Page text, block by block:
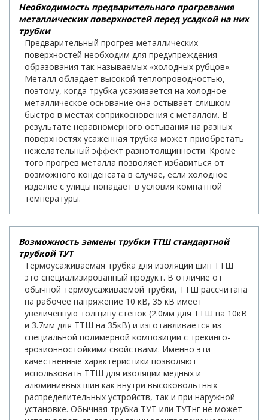
Необходимость предварительного прогревания
металлических поверхностей перед усадкой на них
трубки
Предварительный прогрев металлических
поверхностей необходим для предупреждения
образования так называемых «холодных рубцов».
Металл обладает высокой теплопроводностью,
поэтому, когда трубка усаживается на холодное
металлическое основание она остывает слишком
быстро в местах соприкосновения с металлом. В
результате неравномерного остывания на разных
поверхностях усаженная трубка может приобретать
нежелательный эффект разнотолщинности. Кроме
того прогрев металла позволяет избавиться от
возможного конденсата в случае, если холодное
изделие с улицы попадает в условия комнатной
температуры.
Возможность замены трубки ТТШ стандартной
трубкой ТУТ
Термоусаживаемая трубка для изоляции шин ТТШ
это специализированный продукт. В отличие от
обычной термоусаживаемой трубки, ТТШ рассчитана
на рабочее напряжение 10 кВ, 35 кВ имеет
увеличенную толщину стенок (2.0мм для ТТШ на 10кВ
и 3.7мм для ТТШ на 35кВ) и изготавливается из
специальной полимерной композиции с трекинго-
эрозионностойкими свойствами. Именно эти
качественные характеристики позволяют
использовать ТТШ для изоляции медных и
алюминиевых шин как внутри высоковольтных
распределительных устройств, так и при наружной
установке. Обычная трубка ТУТ или ТУТнг не может